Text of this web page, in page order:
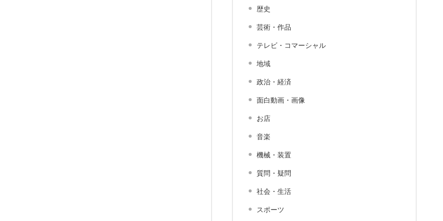
歴史
芸術・作品
テレビ・コマーシャル
地域
政治・経済
面白動画・画像
お店
音楽
機械・装置
質問・疑問
社会・生活
スポーツ